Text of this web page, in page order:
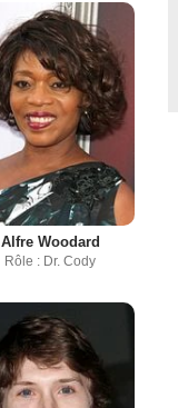
Alfre Woodard
Rôle : Dr. Cody